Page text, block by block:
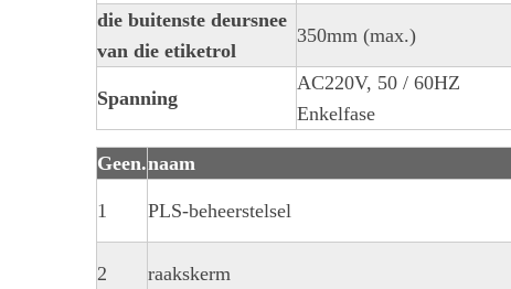
die buitenste deursnee
van die etiketrol
350mm (max.)
Spanning
AC220V, 50 / 60HZ
Enkelfase
Geen.naam
1 PLS-beheerstelsel
2 raakskerm